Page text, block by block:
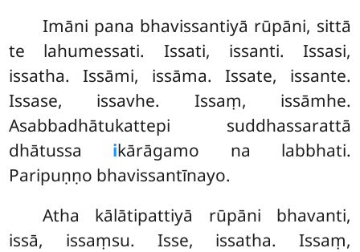
Imāni pana bhavissantiyā rūpāni, sittā
te lahumessati. Issati, issanti. Issasi,
issatha. Issāmi, issāma. Issate, issante.
Issase, issavhe. Issaṃ, issāmhe.
Asabbadhātukattepi suddhassarattā
dhātussa ikārāgamo na labbhati.
Paripuṇṇo bhavissantīnayo.
Atha kālātipattiyā rūpāni bhavanti,
issā, issaṃsu. Isse, issatha. Issaṃ,